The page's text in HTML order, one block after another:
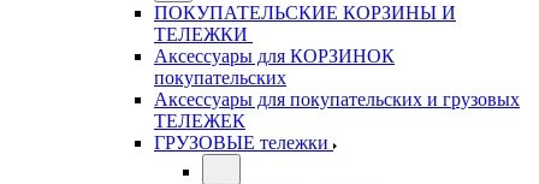
ПОКУПАТЕЛЬСКИЕ КОРЗИНЫ И
ТЕЛЕЖКИ
Аксессуары для КОРЗИНОК
покупательских
Аксессуары для покупательских и грузовых
ТЕЛЕЖЕК
ГРУЗОВЫЕ тележки